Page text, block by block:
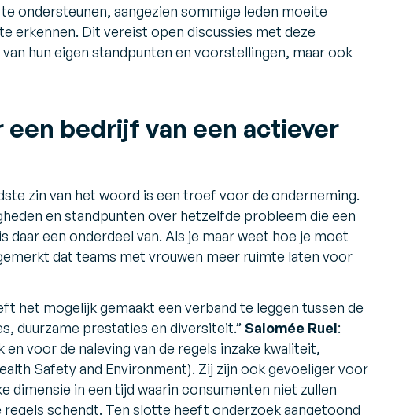
ondersteunen, aangezien sommige leden moeite
erkennen. Dit vereist open discussies met deze
hun eigen standpunten en voorstellingen, maar ook
bedrijf van een actiever
zin van het woord is een troef voor de onderneming.
en standpunten over hetzelfde probleem die een
een onderdeel van. Als je maar weet hoe je moet
dat teams met vrouwen meer ruimte laten voor
het mogelijk gemaakt een verband te leggen tussen de
duurzame prestaties en diversiteit.”Salomée Ruel:
voor de naleving van de regels inzake kwaliteit,
Safety and Environment). Zij zijn ook gevoeliger voor
dimensie in een tijd waarin consumenten niet zullen
schendt. Ten slotte heeft onderzoek aangetoond